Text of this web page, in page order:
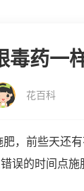
药一
花百科
，前些天还
误的时间点